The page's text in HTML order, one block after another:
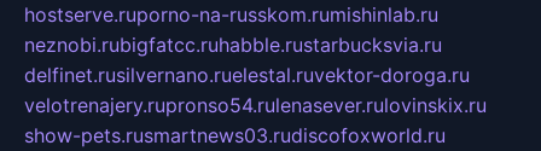
hostserve.ruporno-na-russkom.rumishinlab.ru
neznobi.rubigfatcc.ruhabble.rustarbucksvia.ru
delfinet.rusilvernano.ruelestal.ruvektor-doroga.ru
velotrenajery.rupronso54.rulenasever.rulovinskix.ru
show-pets.rusmartnews03.rudiscofoxworld.ru